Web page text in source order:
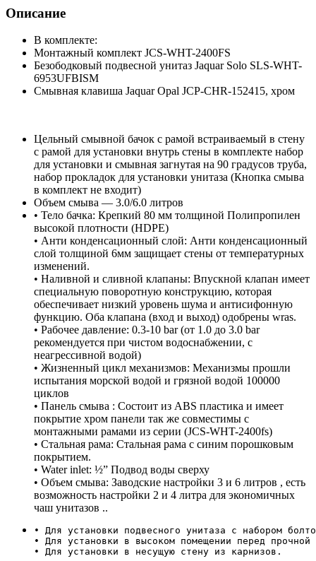
WHT-
2400FS
кнопка
JCP-
CHR-
152415
6953UFBISM
Описание
В комплекте:
Монтажный комплект JCS-WHT-2400FS
Безободковый подвесной унитаз Jaquar Solo SLS-WHT-
6953UFBISM
Смывная клавиша Jaquar Opal JCP-CHR-152415, хром
Цельный смывной бачок с рамой встраиваемый в стену
с рамой для установки внутрь стены в комплекте набор
для установки и смывная загнутая на 90 градусов труба,
набор прокладок для установки унитаза (Кнопка смыва
в комплект не входит)
Объем смыва — 3.0/6.0 литров
• Тело бачка: Крепкий 80 мм толщиной Полипропилен
высокой плотности (HDPE)
• Анти конденсационный слой: Анти конденсационный
слой толщиной 6мм защищает стены от температурных
изменений.
• Наливной и сливной клапаны: Впускной клапан имеет
специальную поворотную конструкцию, которая
обеспечивает низкий уровень шума и антисифонную
функцию. Оба клапана (вход и выход) одобрены wras.
• Рабочее давление: 0.3-10 bar (от 1.0 до 3.0 bar
рекомендуется при чистом водоснабжении, с
неагрессивной водой)
• Жизненный цикл механизмов: Механизмы прошли
испытания морской водой и грязной водой 100000
циклов
• Панель смыва : Состоит из ABS пластика и имеет
покрытие хром панели так же совместимы с
монтажными рамами из серии (JCS-WHT-2400fs)
• Стальная рама: Стальная рама с синим порошковым
покрытием.
• Water inlet: ½” Подвод воды сверху
• Объем смыва: Заводские настройки 3 и 6 литров , есть
возможность настройки 2 и 4 литра для экономичных
чаш унитазов ..
• Для установки подвесного унитаза с набором
• Для установки в высоком помещении перед
• Для установки в несущую стену из карнизов.